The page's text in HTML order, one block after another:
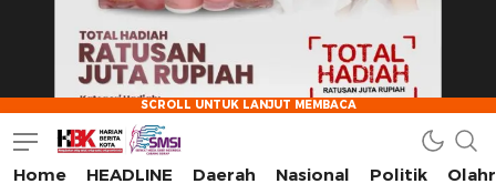
HarianBeritaKota
Mengabarkan Setiap Detil, Sudut, dan Cerita Kota
Home HEADLINE Daerah Nasional Politik